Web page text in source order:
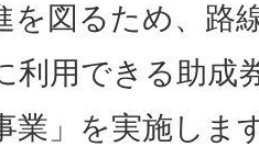
を図るため、路
利用できる助成
業」を実施しま